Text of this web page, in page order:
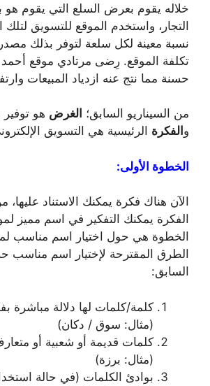
خلاله يقوم بعرض السلع التي يقوم هو
التجار، واستخدم الموقع للتسويق
نسبة معينة لكل سلعة لتوفر بذلك
تكلفة الموقع. رِضى مرتادي موقع
حسنة مما نتج عنه ازدياد المبيعات
من السيناريو السابق؛ الغرض هو
و الفكرة الرئيسية هي التسويق
الخطوة الأولى:
الآن هناك فكرة يمكنك الاستناد
الفكرة يمكنك التفكير في اسم مميز
الخطوة هي حول اختيار اسم مناسب
الطرق المقترحة لإختيار اسم مناسب
السابق:
كلمة/كلمات لها دلالة مباشرة
(مثال: سوق / دكان)
كلمات قديمة أو شعبية أو
(مثال: برزة)
بوادئ الكلمات (في حالة